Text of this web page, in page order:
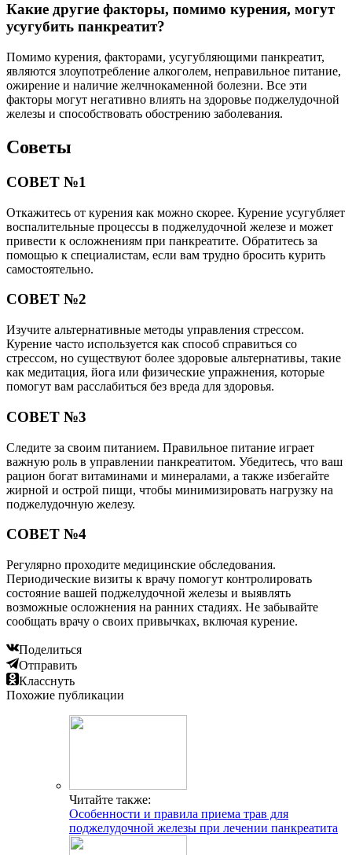
Какие другие факторы, помимо курения, могут
усугубить панкреатит?
Помимо курения, факторами, усугубляющими панкреатит,
являются злоупотребление алкоголем, неправильное питание,
ожирение и наличие желчнокаменной болезни. Все эти
факторы могут негативно влиять на здоровье поджелудочной
железы и способствовать обострению заболевания.
Советы
СОВЕТ №1
Откажитесь от курения как можно скорее. Курение усугубляет
воспалительные процессы в поджелудочной железе и может
привести к осложнениям при панкреатите. Обратитесь за
помощью к специалистам, если вам трудно бросить курить
самостоятельно.
СОВЕТ №2
Изучите альтернативные методы управления стрессом.
Курение часто используется как способ справиться со
стрессом, но существуют более здоровые альтернативы, такие
как медитация, йога или физические упражнения, которые
помогут вам расслабиться без вреда для здоровья.
СОВЕТ №3
Следите за своим питанием. Правильное питание играет
важную роль в управлении панкреатитом. Убедитесь, что ваш
рацион богат витаминами и минералами, а также избегайте
жирной и острой пищи, чтобы минимизировать нагрузку на
поджелудочную железу.
СОВЕТ №4
Регулярно проходите медицинские обследования.
Периодические визиты к врачу помогут контролировать
состояние вашей поджелудочной железы и выявлять
возможные осложнения на ранних стадиях. Не забывайте
сообщать врачу о своих привычках, включая курение.
Поделиться
Отправить
Класснуть
Похожие публикации
Читайте также:
Особенности и правила приема трав для
поджелудочной железы при лечении панкреатита